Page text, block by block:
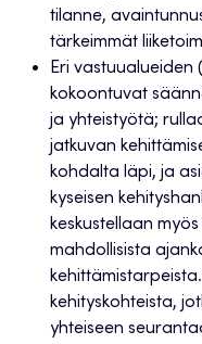
tilanne,
tärkeimmät
Eri vastuualueiden
kokoontuvat
ja yhteistyötä;
jatkuvan
kohdalta läpi, ja
kyseisen
keskustellaan
mahdollisista
kehityskohteista,
yhteiseen